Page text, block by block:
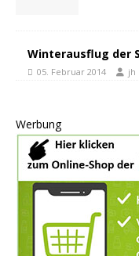
Winterausflug der
05. Februar 2014 jh
Werbung